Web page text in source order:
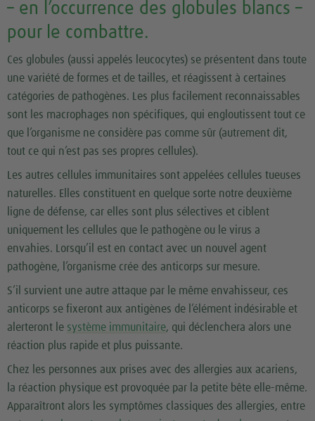
– en l’occurrence des globules blancs –
pour le combattre.
Ces globules (aussi appelés leucocytes) se présentent dans toute
une variété de formes et de tailles, et réagissent à certaines
catégories de pathogènes. Les plus facilement reconnaissables
sont les macrophages non spécifiques, qui engloutissent tout ce
que l’organisme ne considère pas comme sûr (autrement dit,
tout ce qui n’est pas ses propres cellules).
Les autres cellules immunitaires sont appelées cellules tueuses
naturelles. Elles constituent en quelque sorte notre deuxième
ligne de défense, car elles sont plus sélectives et ciblent
uniquement les cellules que le pathogène ou le virus a
envahies. Lorsqu’il est en contact avec un nouvel agent
pathogène, l’organisme crée des anticorps sur mesure.
S’il survient une autre attaque par le même envahisseur, ces
anticorps se fixeront aux antigènes de l’élément indésirable et
alerteront le système immunitaire, qui déclenchera alors une
réaction plus rapide et plus puissante.
Chez les personnes aux prises avec des allergies aux acariens,
la réaction physique est provoquée par la petite bête elle-même.
Apparaîtront alors les symptômes classiques des allergies, entre